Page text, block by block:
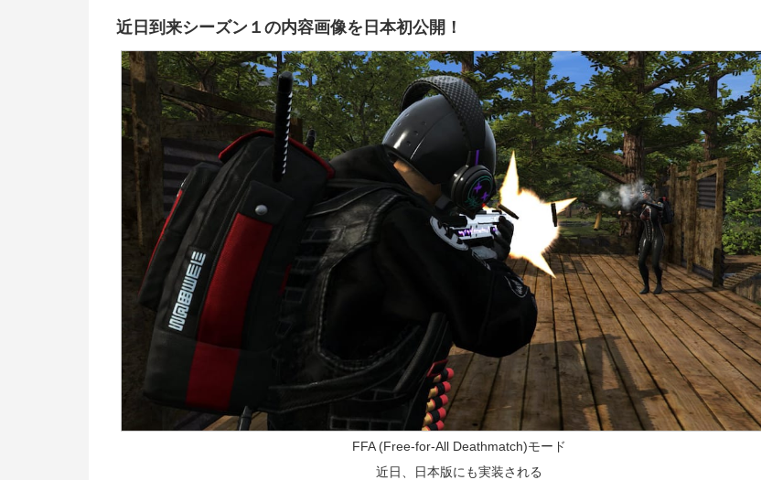
近日到来シーズン１の内容画像を日本初公開！
FFA (Free-for-All Deathmatch)モード
近日、日本版にも実装される